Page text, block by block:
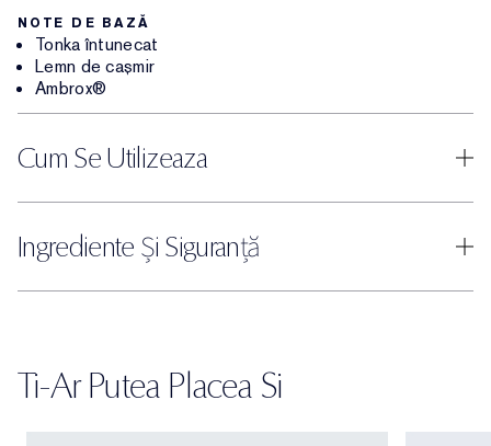
NOTE DE BAZĂ
Tonka întunecat
Lemn de cașmir
Ambrox®
Cum Se Utilizeaza
Ingrediente Și Siguranță
Ti-Ar Putea Placea Si